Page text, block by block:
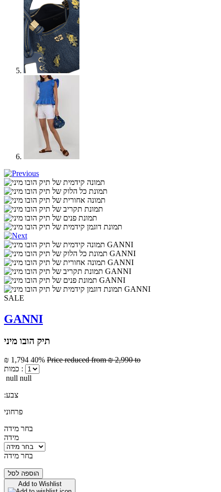
SALE
GANNI
תיק הובו מיני
₪ 1,794 40% Price reduced from₪ 2,990 to
כמות :
null null
:צבע
פרחוני
בחר מידה
מידה
בחר מידה
הוספה לסל
Add to Wishlist